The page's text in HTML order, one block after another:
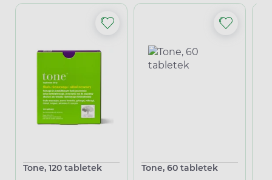
Tone, 120 tabletek Tone, 60 tabletek